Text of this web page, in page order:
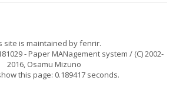
site is maintained byfenrir.
- Paper MANagement system / (C) 2002-
2016, Osamu Mizuno
this page: 0.189417 seconds.